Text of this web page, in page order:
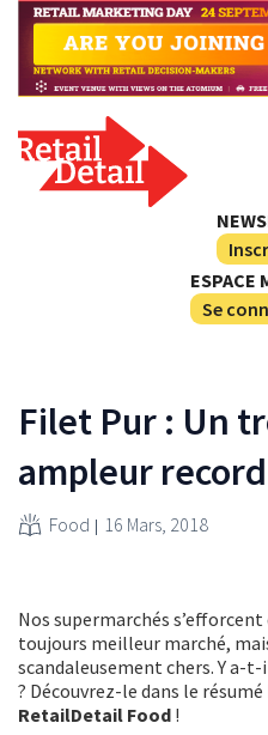
ESPACE
Se
Filet Pur : Un
ampleur record
Food 16 Mars, 2018
Nos supermarchés
toujours meilleur marché,
scandaleusement chers. Y a-
? Découvrez-le dans le
RetailDetail Food !